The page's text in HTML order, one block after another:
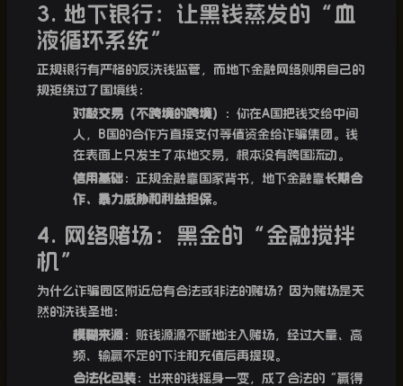
3. 地下银行：让黑钱蒸发的“血
液循环系统”
正规银行有严格的反洗钱监管，而地下金融网络则用自己的
规矩绕过了国境线：
对敲交易（不跨境的跨境）
：你在A国把钱交给中间
人，B国的合作方直接支付等值资金给诈骗集团。钱
在表面上只发生了本地交易，根本没有跨国流动。
信用基础：正规金融靠国家背书，地下金融靠长期合
作、暴力威胁和利益担保。
4. 网络赌场：黑金的“金融搅拌
机”
为什么诈骗园区附近总有合法或非法的赌场？因为赌场是天
然的洗钱圣地：
模糊来源：赃钱源源不断地注入赌场，经过大量、高
频、输赢不定的下注和充值后再提现。
合法化包装：出来的钱摇身一变，成了合法的“赢得